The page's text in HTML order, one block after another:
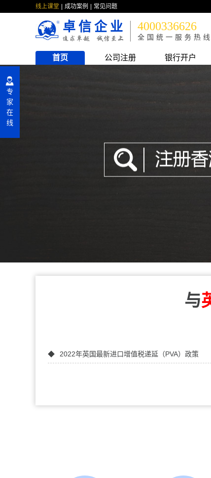
线上课堂 成功案例 常见问题
卓信企业 4000336626
全国统一服务热线
首页 公司注册 银行开户
与
2022年英国最新进口增值税递延（PVA）政策
专
家
在
线